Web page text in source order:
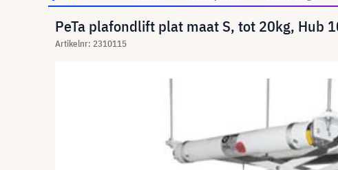
PeTa plafondlift plat maat S, tot 20kg, Hub
Artikelnr: 2310115